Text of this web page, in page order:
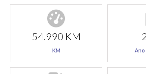
54.990 KM
KM Ano